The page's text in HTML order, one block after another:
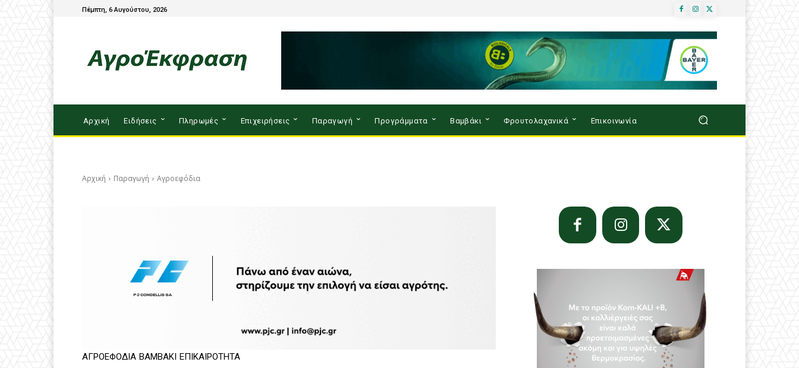
Πέμπτη, 6 Αυγούστου, 2026
Αρχική Ειδήσεις Πληρωμές Επιχειρήσεις Παραγωγή Προγράμματα Βαμβάκι Φρουτολαχανικά Επικοινωνία
Αρχική Παραγωγή Αγροεφόδια
ΑΓΡΟΕΦΌΔΙΑ ΒΑΜΒΆΚΙ ΕΠΙΚΑΙΡΌΤΗΤΑ